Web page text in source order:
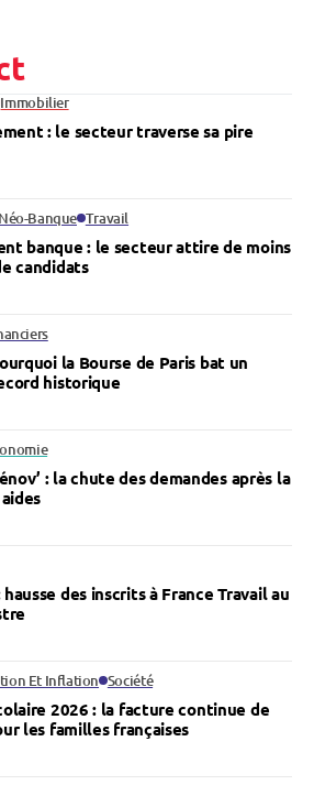
Immobilier
: le secteur traverse sa pire
Banque Travail
banque : le secteur attire de moins
candidats
la Bourse de Paris bat un
historique
: la chute des demandes après la
des inscrits à France Travail au
Et Inflation Société
2026 : la facture continue de
les familles françaises